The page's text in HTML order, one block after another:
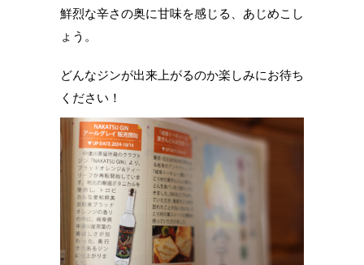
鮮烈な辛さの奥に甘味を感じる、あじめこし
ょう。
どんなジンが出来上がるのか楽しみにお待ち
ください！